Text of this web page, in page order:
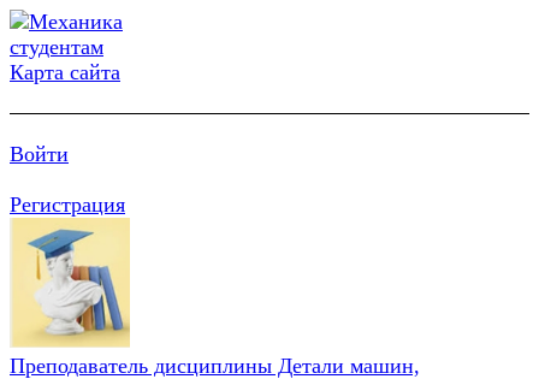
Карта сайта
Войти
Регистрация
Преподаватель дисциплины Детали машин,